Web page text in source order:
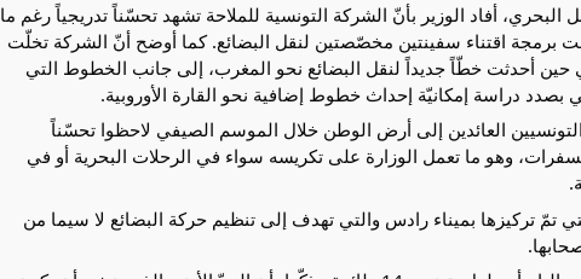
البحري، أفاد الوزير بأنّ الشركة التونسية للملاحة تشهد تحسّناً تدريجياً رغم ما
برمجة اقتناء سفينتين مخصّصتين لنقل البضائع. كما أوضح أنّ الشركة تخلّت
أحدثت خطّاً جديداً لنقل البضائع نحو المغرب، إلى جانب الخطوط التي
بصدد دراسة إمكانيّة إحداث خطوط إضافية نحو القارة الأوروبية.
العائدين إلى أرض الوطن خلال الموسم الصيفي لاحظوا تحسّناً
وهو ما تعمل الوزارة على تكريسه سواء في الرحلات البحرية أو في
تمّ تركيزها بميناء رادس والتي تهدف إلى تنظيم حركة البضائع لا سيما من